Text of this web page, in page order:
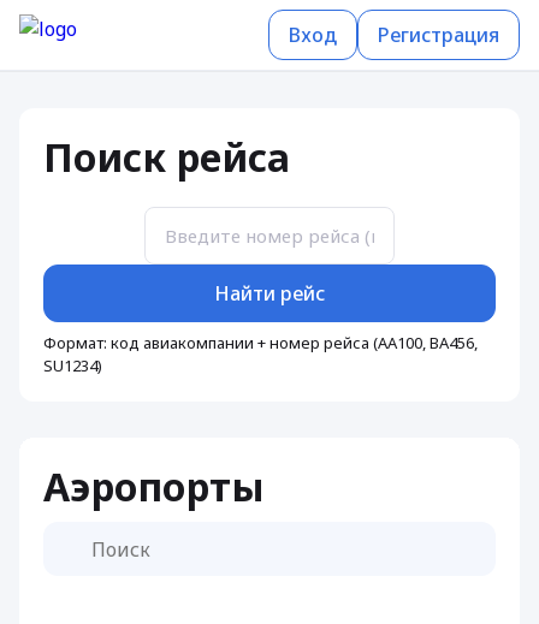
Вход Регистрация
Поиск рейса
Найти рейс
Формат: код авиакомпании + номер рейса (AA100, BA456,
SU1234)
Аэропорты